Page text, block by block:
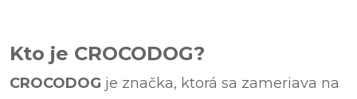
Kto je CROCODOG?
CROCODOG je značka, ktorá sa zameriava na